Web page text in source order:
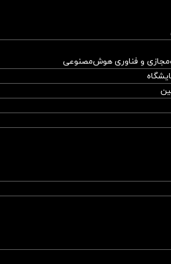
و فناوری هوش‌مصنوعی